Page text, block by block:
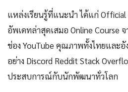
แหล่งเรียนรู้ที่แนะนำ ได้แก่
อัพเดทล่าสุดเสมอ Online Course จ
ช่อง YouTube คุณภาพทั้งไทยและ
อย่าง Discord Reddit Stack
ประสบการณ์กับนักพัฒนาทั่วโลก